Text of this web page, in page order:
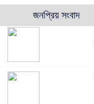
জনপ্রিয় সংবাদ